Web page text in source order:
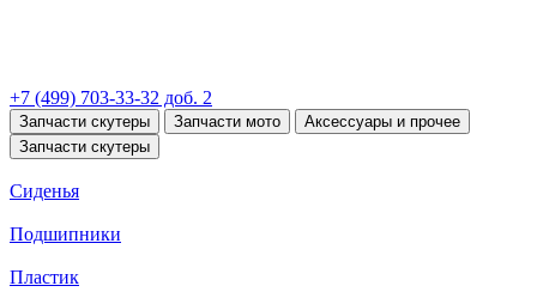
+7 (499) 703-33-32 доб. 2
Запчасти скутеры Запчасти мото
Аксессуары и прочее
Запчасти скутеры
Сиденья
Подшипники
Пластик